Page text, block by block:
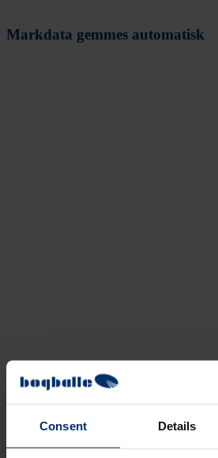
Consent Details
Markdata gemmes automatisk